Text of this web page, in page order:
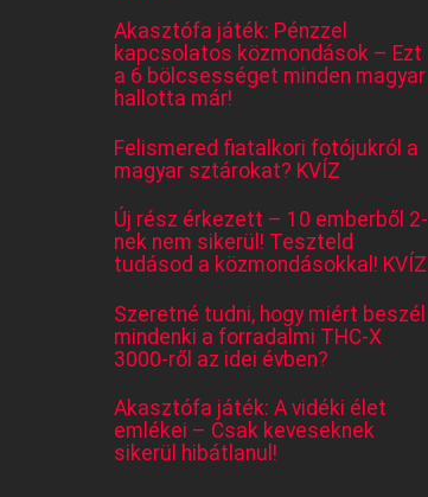
Akasztófa játék: Pénzzel
kapcsolatos közmondások – Ezt
a 6 bölcsességet minden magyar
hallotta már!
Felismered fiatalkori fotójukról a
magyar sztárokat? KVÍZ
Új rész érkezett – 10 emberből 2-
nek nem sikerül! Teszteld
tudásod a közmondásokkal! KVÍZ
Szeretné tudni, hogy miért beszél
mindenki a forradalmi THC-X
3000-ről az idei évben?
Akasztófa játék: A vidéki élet
emlékei – Csak keveseknek
sikerül hibátlanul!